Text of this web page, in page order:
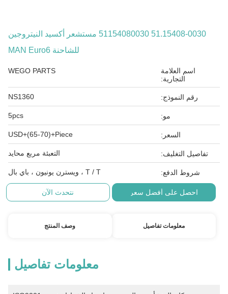
51.15408-0030 51154080030 مستشعر أكسيد النيتروجين
للشاحنة MAN Euro6
اسم العلامة
التجارية:
WEGO PARTS
رقم النموذج: NS1360
مو: 5pcs
السعر: USD+(65-70)+Piece
تفاصيل التغليف: التعبئة مربع محايد
شروط الدفع: T / T ، ويسترن يونيون ، باي بال
احصل على أفضل سعر نتحدث الآن
معلومات تفاصيل وصف المنتج
معلومات تفاصيل